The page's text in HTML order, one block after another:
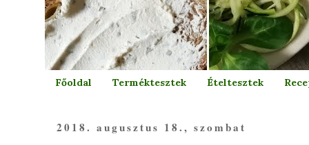
Főoldal Terméktesztek Ételtesztek
2018. augusztus 18., szombat